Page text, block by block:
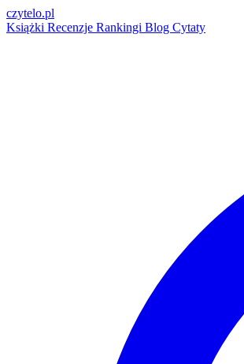
czytelo.pl
Książki Recenzje Rankingi Blog Cytaty